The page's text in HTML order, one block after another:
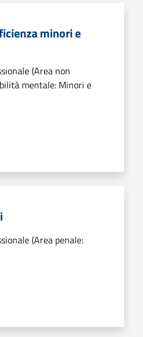
minori e
(Area non
mentale: Minori e
(Area penale: